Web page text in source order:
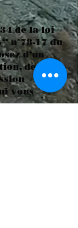
de la loi
n°78-17 du
d’un
de
vous